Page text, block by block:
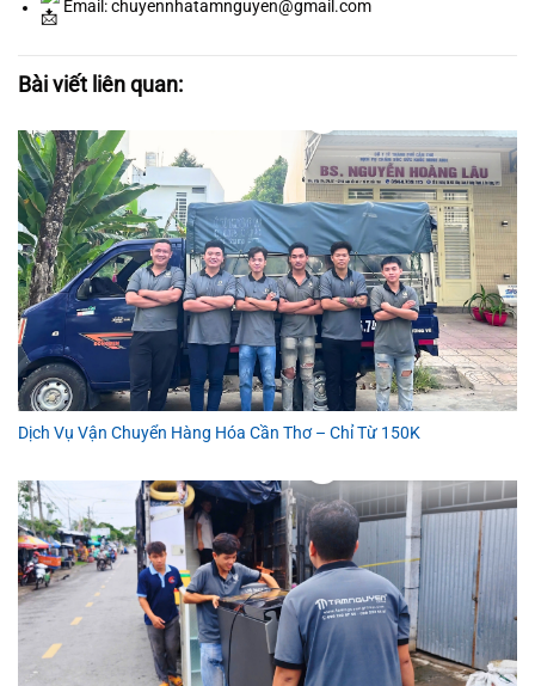
Email: chuyennhatamnguyen@gmail.com
Bài viết liên quan:
Dịch Vụ Vận Chuyển Hàng Hóa Cần Thơ – Chỉ Từ 150K